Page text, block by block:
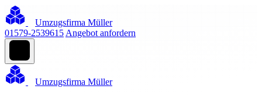
Umzugsfirma Müller
01579-2539615 Angebot anfordern
Umzugsfirma Müller